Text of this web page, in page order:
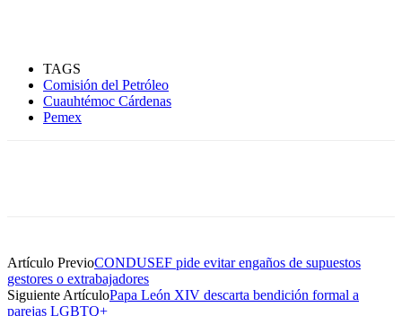
TAGS
Comisión del Petróleo
Cuauhtémoc Cárdenas
Pemex
Artículo PrevioCONDUSEF pide evitar engaños de supuestos
gestores o extrabajadores
Siguiente ArtículoPapa León XIV descarta bendición formal a
parejas LGBTQ+